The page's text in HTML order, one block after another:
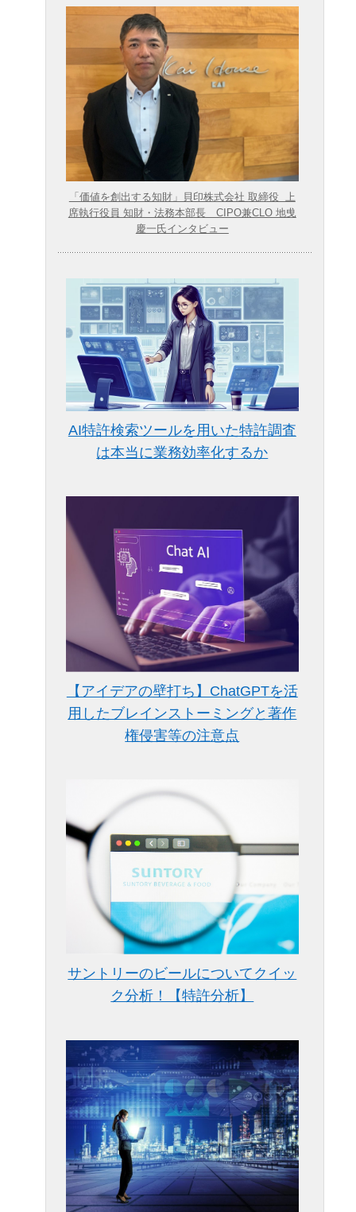
「価値を創出する知財」貝印株式会社 取締役 上
席執行役員 知財・法務本部長 CIPO兼CLO 地曵
慶一氏インタビュー
AI特許検索ツールを用いた特許調査
は本当に業務効率化するか
【アイデアの壁打ち】ChatGPTを活
用したブレインストーミングと著作
権侵害等の注意点
サントリーのビールについてクイッ
ク分析！【特許分析】